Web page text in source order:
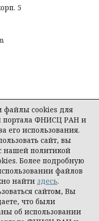
5
персональных
методы,
файлы cookies для
портала ФНИСЦ РАН и
его использования.
сайт, вы
нашей политикой
Более подробную
файлов
найти здесь.
сайтом, Вы
что были
об использовании